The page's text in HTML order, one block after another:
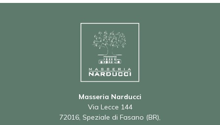
Masseria Narducci
Via Lecce 144
72016, Speziale di Fasano (BR),